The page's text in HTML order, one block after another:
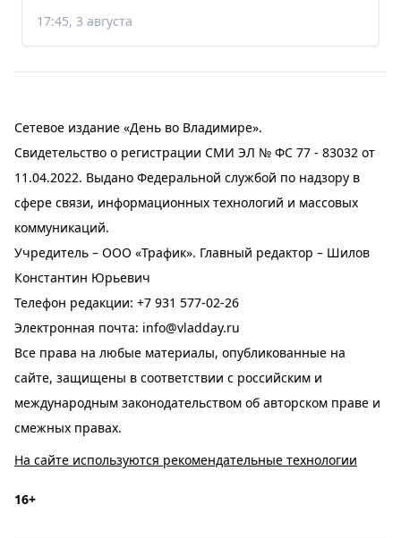
17:45, 3 августа
Сетевое издание «День во Владимире».
Свидетельство о регистрации СМИ ЭЛ № ФС 77 - 83032 от
11.04.2022. Выдано Федеральной службой по надзору в
сфере связи, информационных технологий и массовых
коммуникаций.
Учредитель – ООО «Трафик». Главный редактор – Шилов
Константин Юрьевич
Телефон редакции: +7 931 577-02-26
Электронная почта: info@vladday.ru
Все права на любые материалы, опубликованные на
сайте, защищены в соответствии с российским и
международным законодательством об авторском праве и
смежных правах.
На сайте используются рекомендательные технологии
16+